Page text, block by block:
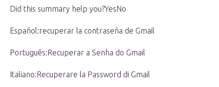
Did this summary help you?YesNo
Español:recuperar la contraseña de Gmail
Português:Recuperar a Senha do Gmail
Italiano:Recuperare la Password di Gmail